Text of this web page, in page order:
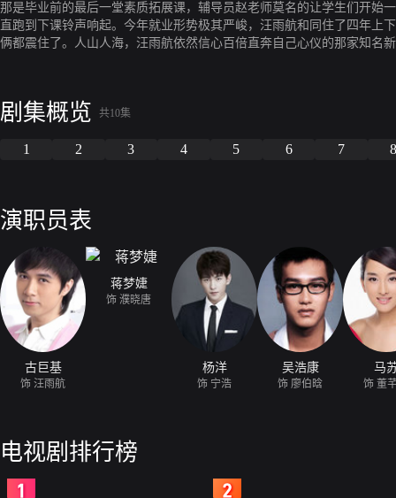
那是毕业前的最后一堂素质拓展课，辅导员赵老师莫名的让学生们开始
直跑到下课铃声响起。今年就业形势极其严峻，汪雨航和同住了四年上
俩都震住了。人山人海，汪雨航依然信心百倍直奔自己心仪的那家知名
剧集概览 共10集
1 2 3 4 5 6 7
演职员表
古巨基
饰 汪雨航
蒋梦婕
饰 濮晓唐
杨洋
饰 宁浩
吴浩康
饰 廖伯晗
马
饰 董
电视剧排行榜